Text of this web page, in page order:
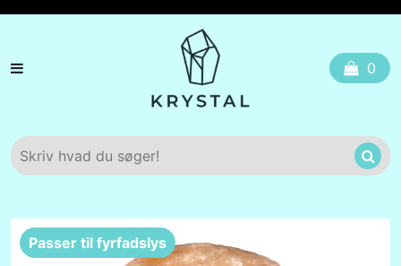
0
KRYSTALLER FRA A TIL Z
Passer til fyrfadslys